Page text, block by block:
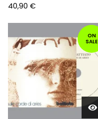
40,90 €
ON
SALE